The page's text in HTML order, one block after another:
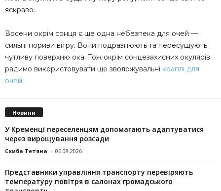
яскраво.
Восени окрім сонця є ще одна небезпека для очей —
сильні пориви вітру. Вони подразнюють та пересушують
чутливу поверхню ока. Тож окрім сонцезахисних окулярів
радимо використовувати ще зволожувальні краплі для
очей.
Новини
У Кременці переселенцям допомагають адаптуватися
через вирощування розсади
Скиба Тетяна - 06.08.2026
Представники управління транспорту перевіряють
температуру повітря в салонах громадського